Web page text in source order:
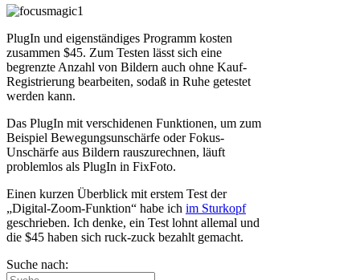
PlugIn und eigenständiges Programm kosten
zusammen $45. Zum Testen lässt sich eine
begrenzte Anzahl von Bildern auch ohne Kauf-
Registrierung bearbeiten, sodaß in Ruhe getestet
werden kann.
Das PlugIn mit verschidenen Funktionen, um zum
Beispiel Bewegungsunschärfe oder Fokus-
Unschärfe aus Bildern rauszurechnen, läuft
problemlos als PlugIn in FixFoto.
Einen kurzen Überblick mit erstem Test der
„Digital-Zoom-Funktion“ habe ich im Sturkopf
geschrieben. Ich denke, ein Test lohnt allemal und
die $45 haben sich ruck-zuck bezahlt gemacht.
Suche nach: